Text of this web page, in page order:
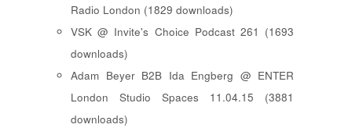
Radio London (1829 downloads)
VSK @ Invite's Choice Podcast 261 (1693
downloads)
Adam Beyer B2B Ida Engberg @ ENTER
London Studio Spaces 11.04.15 (3881
downloads)